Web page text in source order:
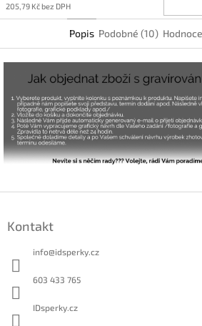
205,79 Kč bez DPH
Popis Podobné (10)
Kontakt
info@idsperky.cz
603 433 765
IDsperky.cz